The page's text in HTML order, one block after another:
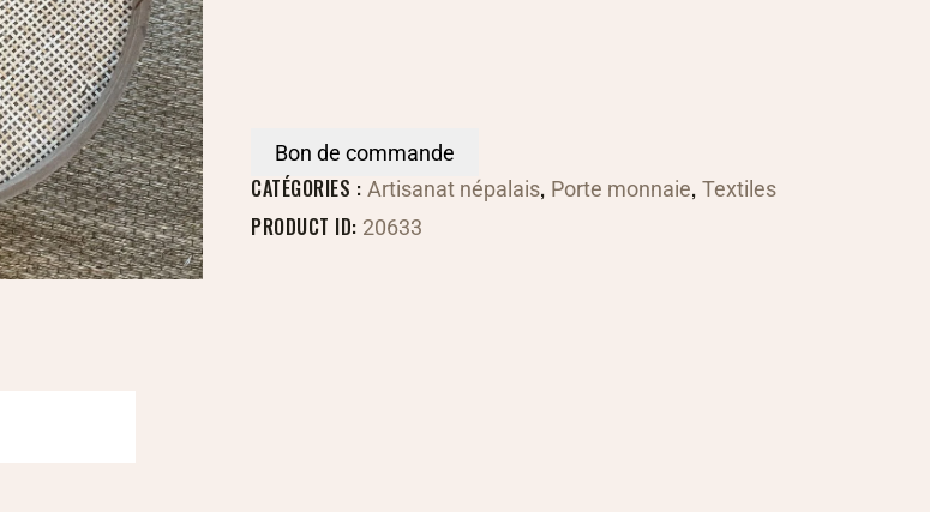
Bon de commande
CATÉGORIES : Artisanat népalais, Porte monnaie, Textiles
PRODUCT ID: 20633